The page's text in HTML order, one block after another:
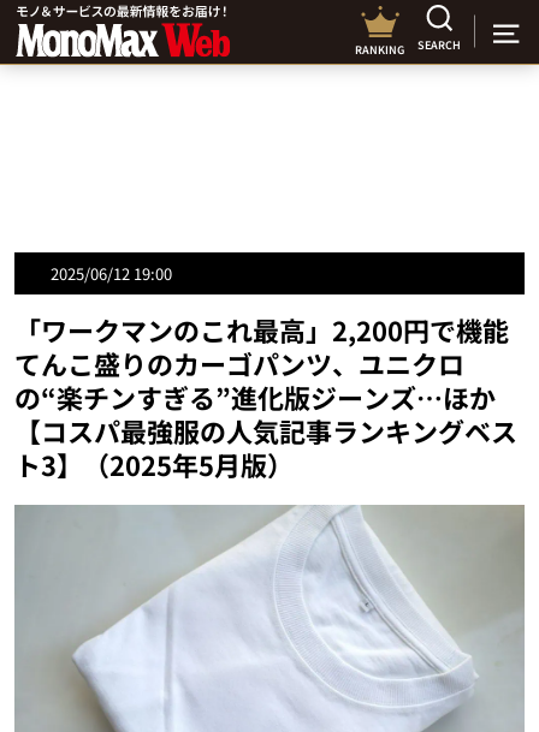
RANKING SEARCH
2025/06/12 19:00
「ワークマンのこれ最高」2,200円で機能
てんこ盛りのカーゴパンツ、ユニクロ
の“楽チンすぎる”進化版ジーンズ…ほか
【コスパ最強服の人気記事ランキングベス
ト3】（2025年5月版）